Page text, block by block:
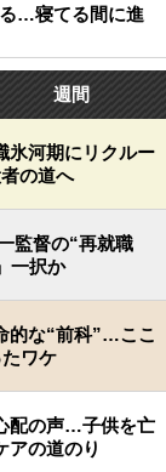
る…寝てる間に進
週間
氷河期にリクルー
の道へ
監督の“再就職
一択か
的な“前科”…ここ
ワケ
配の声…子供を亡
アの道のり